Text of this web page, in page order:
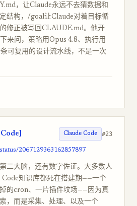
，让Claude永远不去猜数据和
结构，/goal让Claude对着目标循
修正被写回CLAUDE.md。他开
来问，策略用Opus 4.8、执行用
可复用的设计流水线，不是一次
Claude Code #23
2067129363162857897
二大脑，还有数字佐证。大多数人
Code知识库都死在搭建期——一个
的cron、一片插件坟场——因为真
，而是采集、处理、以及一个